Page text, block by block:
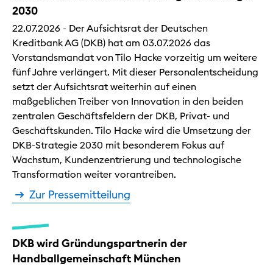
2030
22.07.2026 - Der Aufsichtsrat der Deutschen
Kreditbank AG (DKB) hat am 03.07.2026 das
Vorstandsmandat von Tilo Hacke vorzeitig um weitere
fünf Jahre verlängert. Mit dieser Personalentscheidung
setzt der Aufsichtsrat weiterhin auf einen
maßgeblichen Treiber von Innovation in den beiden
zentralen Geschäftsfeldern der DKB, Privat- und
Geschäftskunden. Tilo Hacke wird die Umsetzung der
DKB-Strategie 2030 mit besonderem Fokus auf
Wachstum, Kundenzentrierung und technologische
Transformation weiter vorantreiben.
Zur Pressemitteilung
DKB wird Gründungspartnerin der
Handballgemeinschaft München